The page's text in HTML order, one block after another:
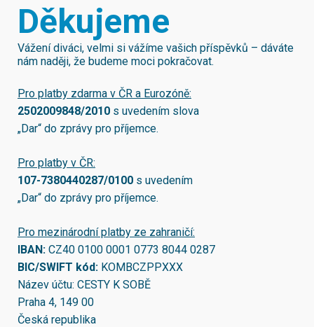
Děkujeme
Vážení diváci, velmi si vážíme vašich příspěvků – dáváte
nám naději, že budeme moci pokračovat.
Pro platby zdarma v ČR a Eurozóně:
2502009848/2010 s uvedením slova
„Dar“ do zprávy pro příjemce.
Pro platby v ČR:
107-7380440287/0100 s uvedením
„Dar“ do zprávy pro příjemce.
Pro mezinárodní platby ze zahraničí:
IBAN: CZ40 0100 0001 0773 8044 0287
BIC/SWIFT kód: KOMBCZPPXXX
Název účtu: CESTY K SOBĚ
Praha 4, 149 00
Česká republika